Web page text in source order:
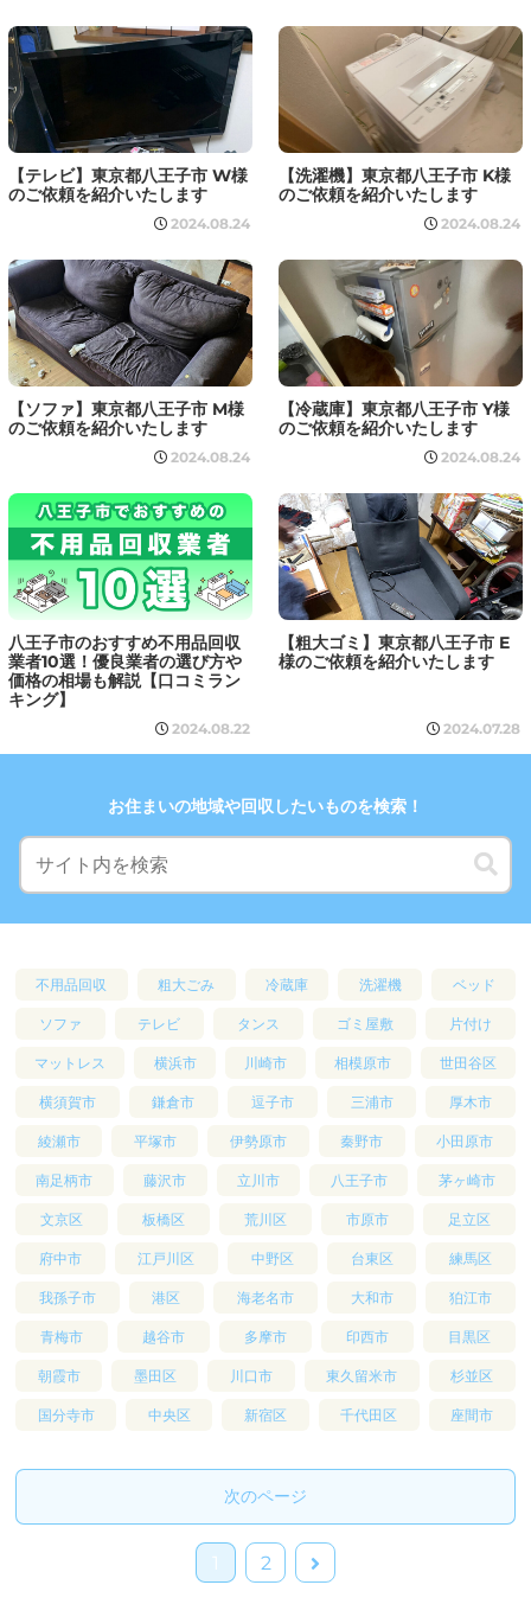
【テレビ】東京都八王子市 W様
のご依頼を紹介いたします
2024.08.24
【洗濯機】東京都八王子市 K様
のご依頼を紹介いたします
2024.08.24
【ソファ】東京都八王子市 M様
のご依頼を紹介いたします
2024.08.24
【冷蔵庫】東京都八王子市 Y様
のご依頼を紹介いたします
2024.08.24
八王子市のおすすめ不用品回収
業者10選！優良業者の選び方や
価格の相場も解説【口コミラン
キング】
2024.08.22
【粗大ゴミ】東京都八王子市 E
様のご依頼を紹介いたします
2024.07.28
お住まいの地域や回収したいものを検索！
不用品回収 粗大ごみ 冷蔵庫 洗濯機 ベッド
ソファ テレビ タンス ゴミ屋敷 片付け
マットレス 横浜市 川崎市 相模原市 世田谷区
横須賀市 鎌倉市 逗子市 三浦市 厚木市
綾瀬市 平塚市 伊勢原市 秦野市 小田原市
南足柄市 藤沢市 立川市 八王子市 茅ヶ崎市
文京区 板橋区 荒川区 市原市 足立区
府中市 江戸川区 中野区 台東区 練馬区
我孫子市 港区 海老名市 大和市 狛江市
青梅市 越谷市 多摩市 印西市 目黒区
朝霞市 墨田区 川口市 東久留米市 杉並区
国分寺市 中央区 新宿区 千代田区 座間市
次のページ
1 2
次